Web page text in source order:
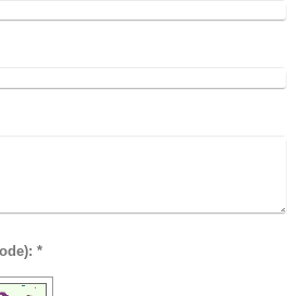
Captcha (Spam-Schutz-Code): *